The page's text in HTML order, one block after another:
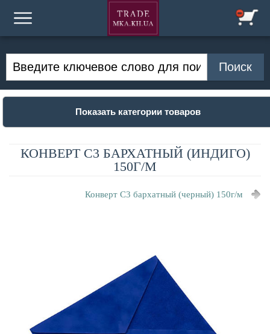
Показать категории товаров
КОНВЕРТ С3 БАРХАТНЫЙ (ИНДИГО)
150Г/М
Конверт С3 бархатный (черный) 150г/м